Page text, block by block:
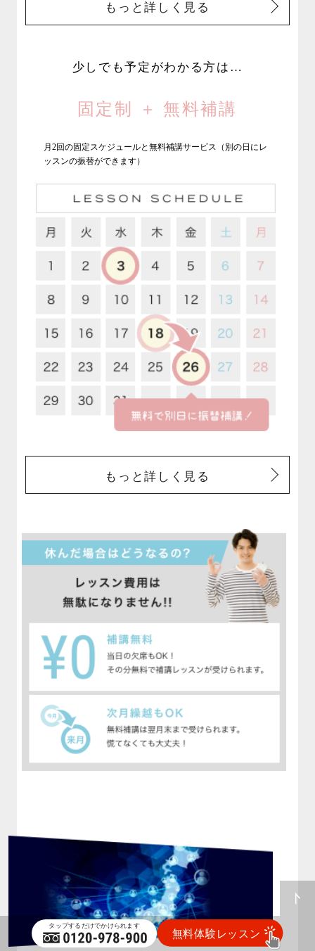
もっと詳しく見る
少しでも予定がわかる方は…
固定制 ＋ 無料補講
月2回の固定スケジュールと無料補講サービス（別の日にレ
ッスンの振替ができます）
もっと詳しく見る